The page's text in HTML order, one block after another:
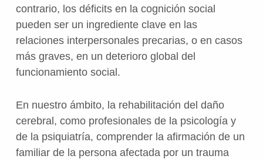
contrario, los déficits en la cognición social
pueden ser un ingrediente clave en las
relaciones interpersonales precarias, o en casos
más graves, en un deterioro global del
funcionamiento social.
En nuestro ámbito, la rehabilitación del daño
cerebral, como profesionales de la psicología y
de la psiquiatría, comprender la afirmación de un
familiar de la persona afectada por un trauma